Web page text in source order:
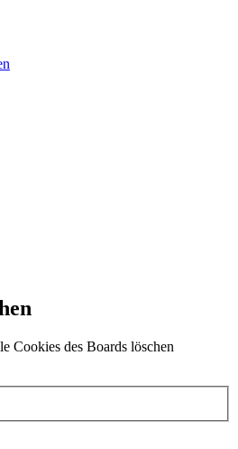
Cookies des Boards löschen